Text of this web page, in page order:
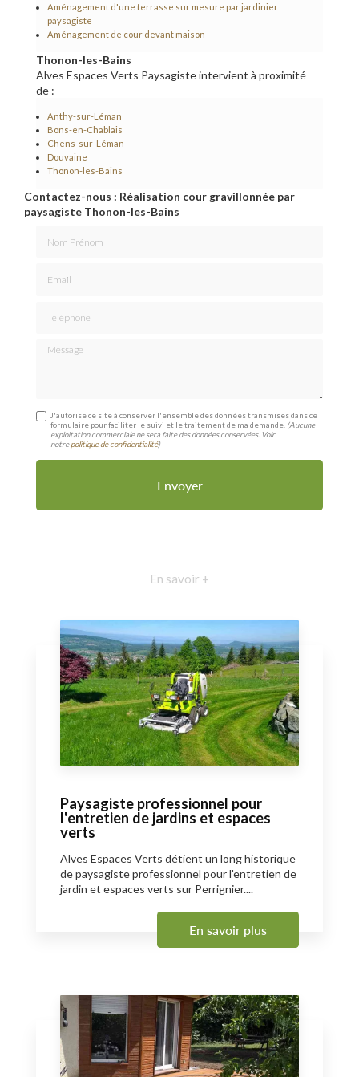
Aménagement d'une terrasse sur mesure par jardinier
paysagiste
Aménagement de cour devant maison
Thonon-les-Bains
Alves Espaces Verts Paysagiste intervient à proximité
de :
Anthy-sur-Léman
Bons-en-Chablais
Chens-sur-Léman
Douvaine
Thonon-les-Bains
Contactez-nous : Réalisation cour gravillonnée par
paysagiste Thonon-les-Bains
Message
J'autorise ce site à conserver l'ensemble des données transmises dans ce
formulaire pour faciliter le suivi et le traitement de ma demande. (Aucune
exploitation commerciale ne sera faite des données conservées. Voir
notrepolitique de confidentialité)
En savoir +
Paysagiste professionnel pour
l'entretien de jardins et espaces
verts
Alves Espaces Verts détient un long historique
de paysagiste professionnel pour l'entretien de
jardin et espaces verts sur Perrignier....
En savoir plus